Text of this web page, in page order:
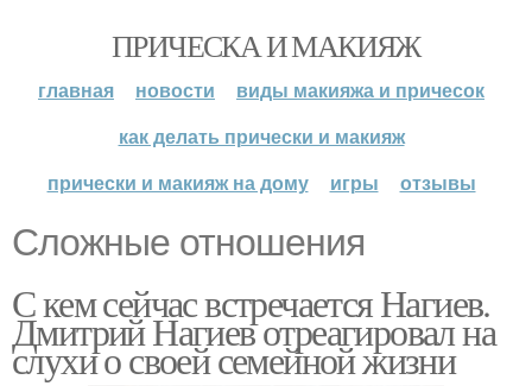
ПРИЧЕСКА И МАКИЯЖ
главная новости
виды макияжа и причесок
как делать прически и макияж
прически и макияж на дому
игры отзывы
Сложные отношения
С кем сейчас встречается Нагиев.
Дмитрий Нагиев отреагировал на
слухи о своей семейной жизни